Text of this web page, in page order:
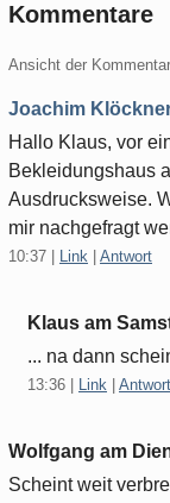
Kommentare
Ansicht der
Joachim
Hallo Klaus, vor
Bekleidungshaus
Ausdrucksweise.
mir nachgefragt
10:37 Link Antwort
Klaus am
... na dann
13:36 Link Antwort
Wolfgang am
Scheint weit